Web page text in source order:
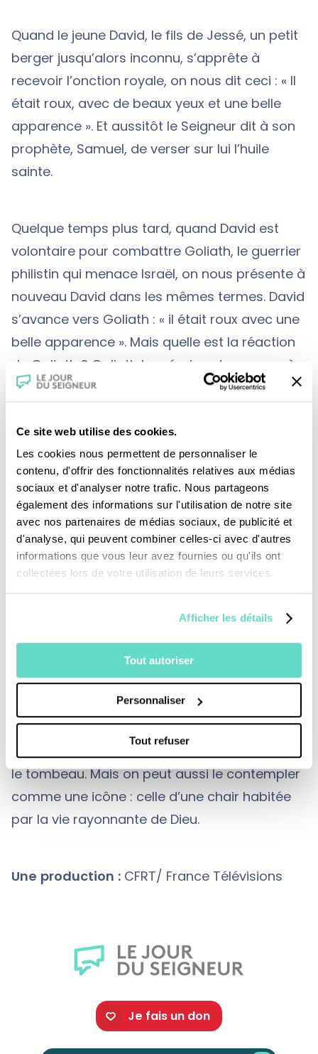
Ce site web utilise des cookies.
Les cookies nous permettent de personnaliser le
contenu, d'offrir des fonctionnalités relatives aux médias
sociaux et d'analyser notre trafic. Nous partageons
également des informations sur l'utilisation de notre site
avec nos partenaires de médias sociaux, de publicité et
d'analyse, qui peuvent combiner celles-ci avec d'autres
informations que vous leur avez fournies ou qu'ils ont
collectées lors de votre utilisation de leurs services.
Afficher les détails
Tout autoriser
Personnaliser
Tout refuser
Quand le jeune David, le fils de Jessé, un petit
berger jusqu’alors inconnu, s’apprête à
recevoir l’onction royale, on nous dit ceci : « Il
était roux, avec de beaux yeux et une belle
apparence ». Et aussitôt le Seigneur dit à son
prophète, Samuel, de verser sur lui l’huile
sainte.
Quelque temps plus tard, quand David est
volontaire pour combattre Goliath, le guerrier
philistin qui menace Israël, on nous présente à
nouveau David dans les mêmes termes. David
s’avance vers Goliath : « il était roux avec une
belle apparence ». Mais quelle est la réaction
de Goliath ? Goliath le méprise et annonce à
David qu’il donnera sa chair en nourriture aux
Deux apparitions de David, évoquées dans les
mêmes termes : c’est le même homme ! Et
pourtant des réactions contrastées : pour
Dieu, c’est un roi qu’il manifeste dans sa
beauté d’homme appelé au service du
Seigneur ; pour Goliath, ce n’est qu’un gamin
David vu en icône dans le regard de Dieu ; de
l’autre, rien à voir sinon un corps promis à une
Le Christ en sa passion et en sa mort, on peut
le voir comme un corps châtié, juste bon pour
le tombeau. Mais on peut aussi le contempler
comme une icône : celle d’une chair habitée
par la vie rayonnante de Dieu.
Une production : CFRT/ France Télévisions
Je fais un don